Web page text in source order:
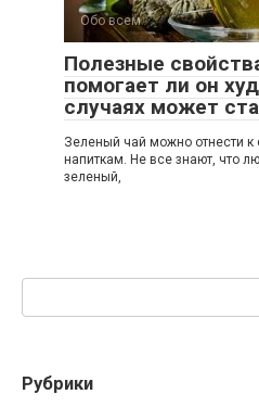
Обо всем
Полезные
помогает ли он
случаях может
Зеленый чай можно отнести
напиткам. Не все знают, что
зеленый,
Рубрики